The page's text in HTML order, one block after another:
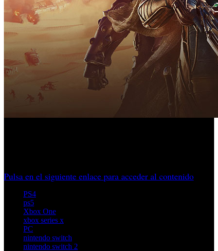
Pulsa en el siguiente enlace para acceder al contenido
PS4
ps5
Xbox One
xbox series x
PC
nintendo switch
nintendo switch 2